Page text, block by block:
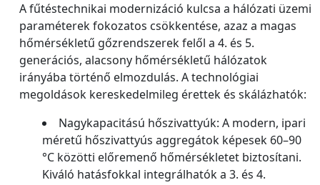
A fűtéstechnikai modernizáció kulcsa a hálózati üzemi
paraméterek fokozatos csökkentése, azaz a magas
hőmérsékletű gőzrendszerek felől a 4. és 5.
generációs, alacsony hőmérsékletű hálózatok
irányába történő elmozdulás. A technológiai
megoldások kereskedelmileg érettek és skálázhatók:
Nagykapacitású hőszivattyúk: A modern, ipari
méretű hőszivattyús aggregátok képesek 60–90
°C közötti előremenő hőmérsékletet biztosítani.
Kiváló hatásfokkal integrálhatók a 3. és 4.